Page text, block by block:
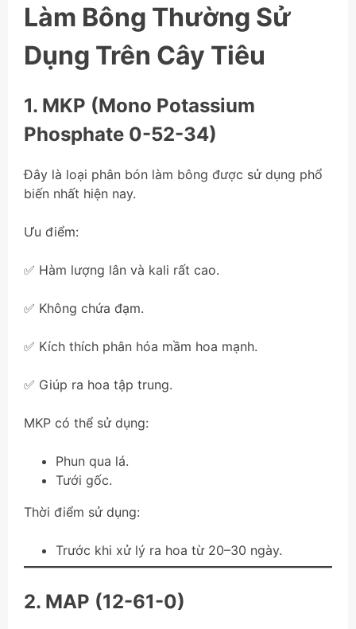
Làm Bông Thường Sử
Dụng Trên Cây Tiêu
1. MKP (Mono Potassium
Phosphate 0-52-34)
Đây là loại phân bón làm bông được sử dụng phổ
biến nhất hiện nay.
Ưu điểm:
✅ Hàm lượng lân và kali rất cao.
✅ Không chứa đạm.
✅ Kích thích phân hóa mầm hoa mạnh.
✅ Giúp ra hoa tập trung.
MKP có thể sử dụng:
Phun qua lá.
Tưới gốc.
Thời điểm sử dụng:
Trước khi xử lý ra hoa từ 20–30 ngày.
2. MAP (12-61-0)